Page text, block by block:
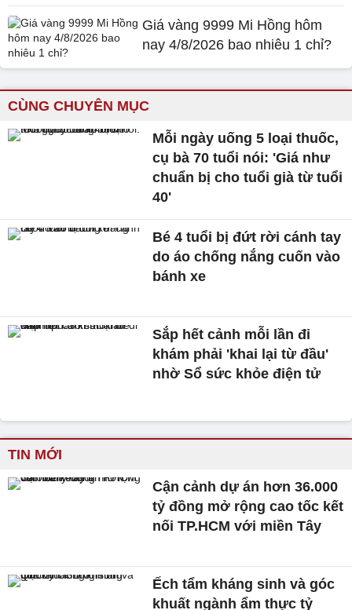
Giá vàng 9999 Mi Hồng hôm
nay 4/8/2026 bao nhiêu 1 chỉ?
CÙNG CHUYÊN MỤC
Mỗi ngày uống 5 loại thuốc,
cụ bà 70 tuổi nói: 'Giá như
chuẩn bị cho tuổi già từ tuổi
40'
Bé 4 tuổi bị đứt rời cánh tay
do áo chống nắng cuốn vào
bánh xe
Sắp hết cảnh mỗi lần đi
khám phải 'khai lại từ đầu'
nhờ Sổ sức khỏe điện tử
TIN MỚI
Cận cảnh dự án hơn 36.000
tỷ đồng mở rộng cao tốc kết
nối TP.HCM với miền Tây
Ếch tẩm kháng sinh và góc
khuất ngành ẩm thực tỷ